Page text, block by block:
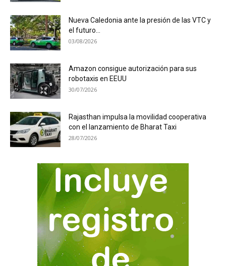
Nueva Caledonia ante la presión de las VTC y
el futuro...
03/08/2026
Amazon consigue autorización para sus
robotaxis en EEUU
30/07/2026
Rajasthan impulsa la movilidad cooperativa
con el lanzamiento de Bharat Taxi
28/07/2026